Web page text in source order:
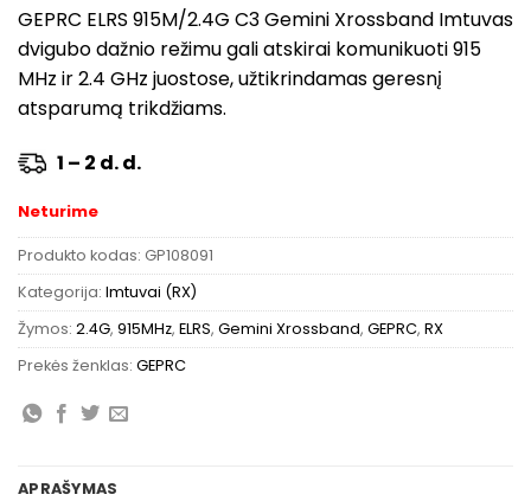
GEPRC ELRS 915M/2.4G C3 Gemini Xrossband Imtuvas
dvigubo dažnio režimu gali atskirai komunikuoti 915
MHz ir 2.4 GHz juostose, užtikrindamas geresnį
atsparumą trikdžiams.
1 – 2 d. d.
Neturime
Produkto kodas: GP108091
Kategorija: Imtuvai (RX)
Žymos: 2.4G, 915MHz, ELRS, Gemini Xrossband, GEPRC, RX
Prekės ženklas: GEPRC
APRAŠYMAS